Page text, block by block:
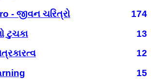
- જીવન ચરિત્રો
174
ટુચકા
13
12
15